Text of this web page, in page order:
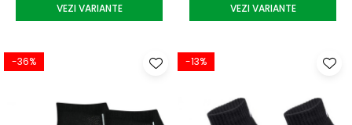
VEZI VARIANTE VEZI VARIANTE
-36% -13%